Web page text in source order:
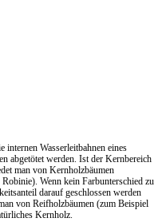
Wasserleitbahnen eines
abgetötet werden. Ist der Kernbereich
man von Kernholzbäumen
Wenn kein Farbunterschied zu
darauf geschlossen werden
von Reifholzbäumen (zum Beispiel
Kernholz.